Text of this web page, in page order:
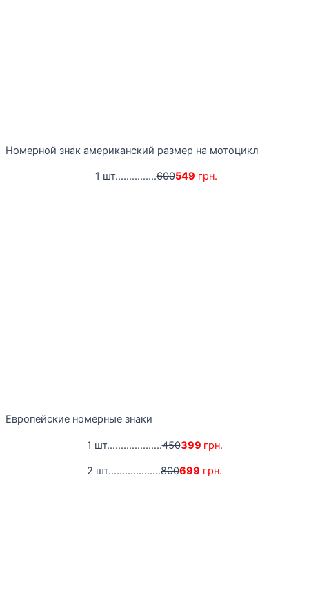
Номерной знак американский размер на мотоцикл
1 шт...............600549 грн.
Европейские номерные знаки
1 шт....................450399 грн.
2 шт...................800699 грн.